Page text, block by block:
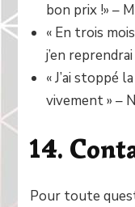
bon prix !» –
« En trois
j’en
« J’ai stoppé
vivement » –
14.
Pour toute